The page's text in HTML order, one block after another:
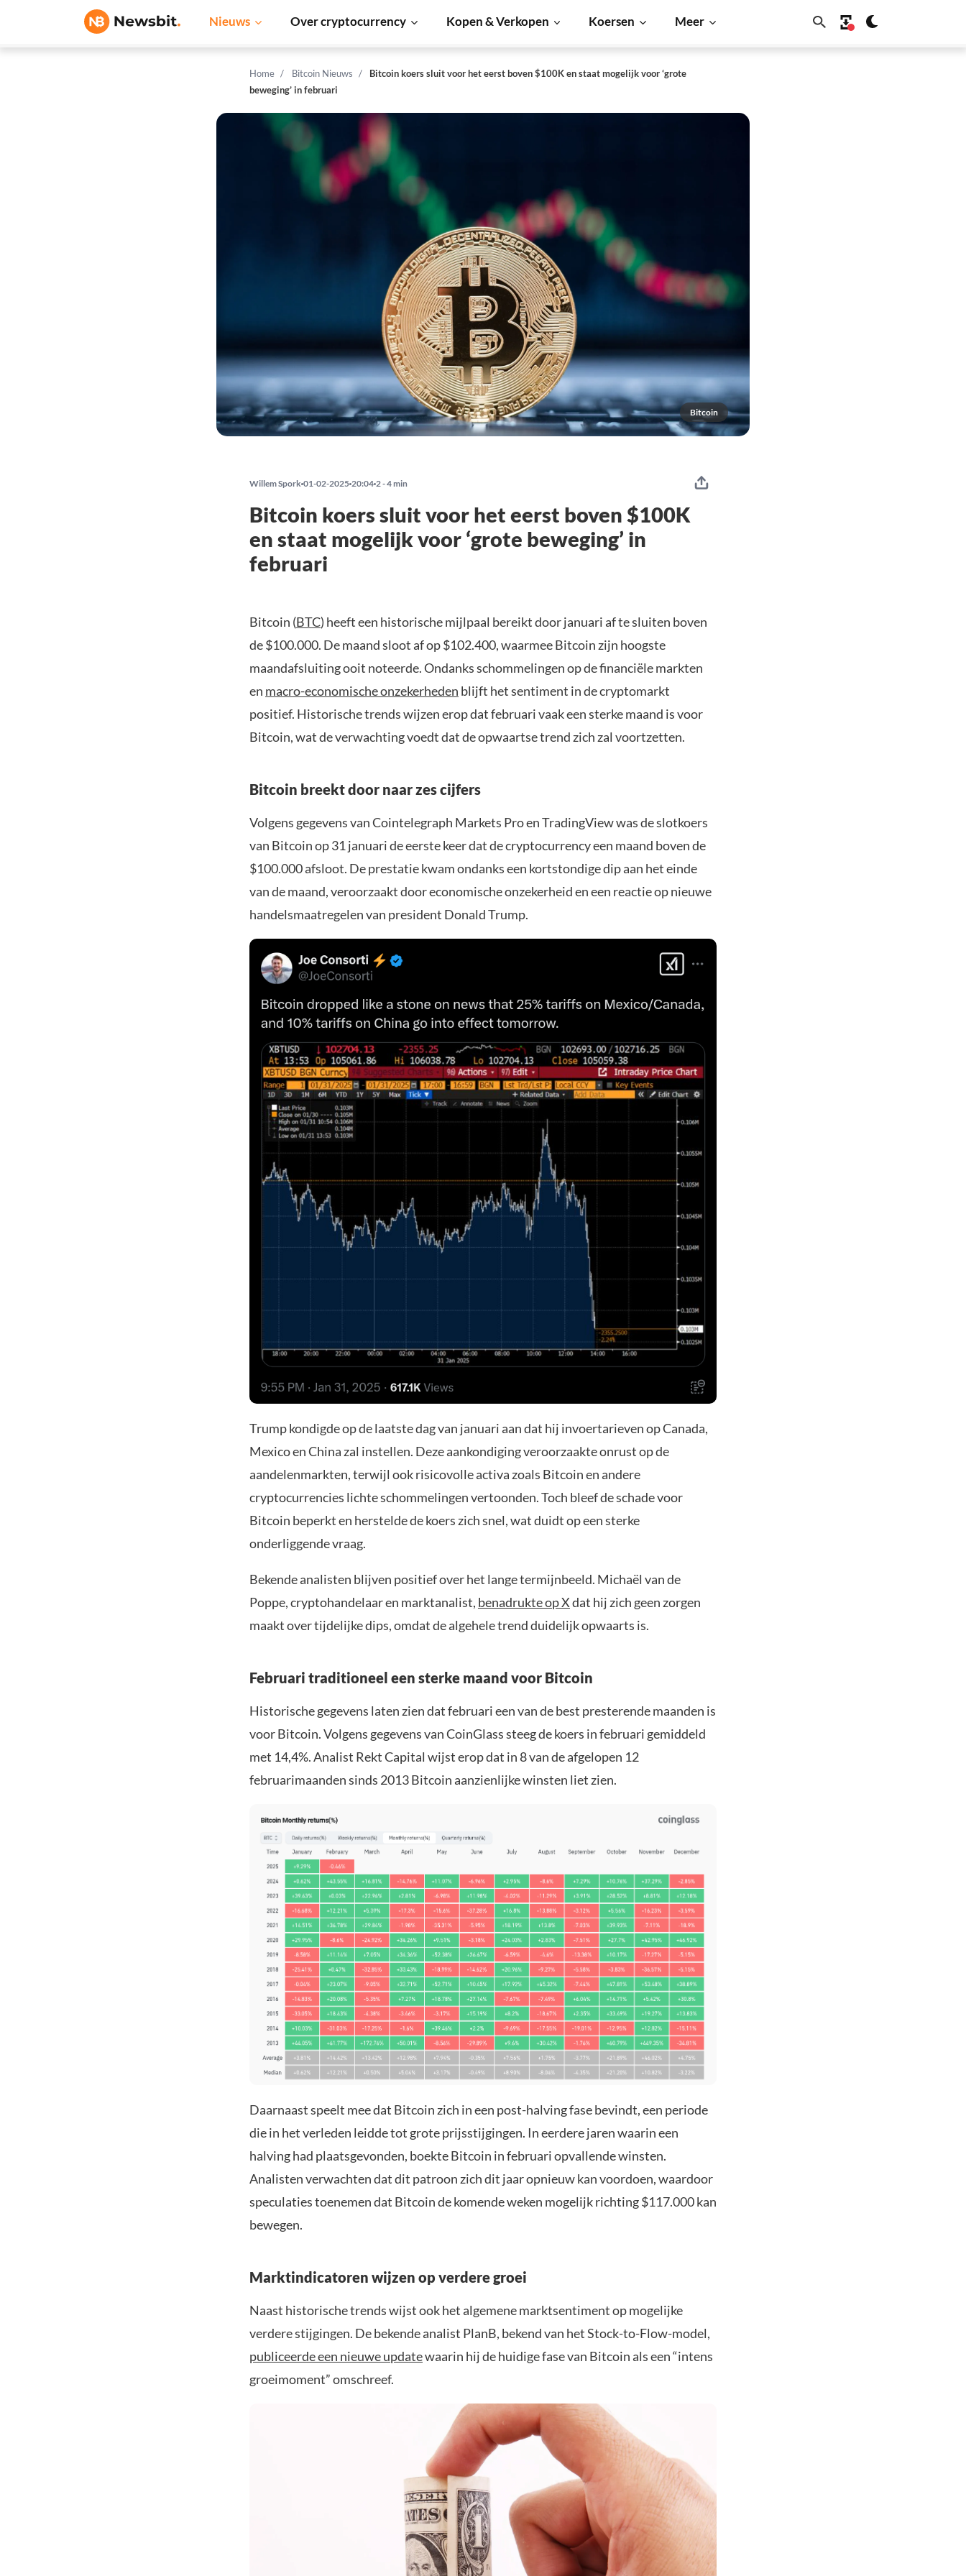
Nieuws Over cryptocurrency Kopen & Verkopen Koersen Meer
Home Bitcoin Nieuws
Bitcoin koers sluit voor het eerst boven $100K en staat mogelijk voor ‘grote
beweging’ in februari
Bitcoin
Willem Spork 01-02-2025 20:04 2 - 4 min
Bitcoin koers sluit voor het eerst boven $100K
en staat mogelijk voor ‘grote beweging’ in
februari
Bitcoin (BTC) heeft een historische mijlpaal bereikt door januari af te sluiten boven
de $100.000. De maand sloot af op $102.400, waarmee Bitcoin zijn hoogste
maandafsluiting ooit noteerde. Ondanks schommelingen op de financiële markten
en macro-economische onzekerheden blijft het sentiment in de cryptomarkt
positief. Historische trends wijzen erop dat februari vaak een sterke maand is voor
Bitcoin, wat de verwachting voedt dat de opwaartse trend zich zal voortzetten.
Bitcoin breekt door naar zes cijfers
Volgens gegevens van Cointelegraph Markets Pro en TradingView was de slotkoers
van Bitcoin op 31 januari de eerste keer dat de cryptocurrency een maand boven de
$100.000 afsloot. De prestatie kwam ondanks een kortstondige dip aan het einde
van de maand, veroorzaakt door economische onzekerheid en een reactie op nieuwe
handelsmaatregelen van president Donald Trump.
Trump kondigde op de laatste dag van januari aan dat hij invoertarieven op Canada,
Mexico en China zal instellen. Deze aankondiging veroorzaakte onrust op de
aandelenmarkten, terwijl ook risicovolle activa zoals Bitcoin en andere
cryptocurrencies lichte schommelingen vertoonden. Toch bleef de schade voor
Bitcoin beperkt en herstelde de koers zich snel, wat duidt op een sterke
onderliggende vraag.
Bekende analisten blijven positief over het lange termijnbeeld. Michaël van de
Poppe, cryptohandelaar en marktanalist, benadrukte op Xdat hij zich geen zorgen
maakt over tijdelijke dips, omdat de algehele trend duidelijk opwaarts is.
Februari traditioneel een sterke maand voor Bitcoin
Historische gegevens laten zien dat februari een van de best presterende maanden is
voor Bitcoin. Volgens gegevens van CoinGlass steeg de koers in februari gemiddeld
met 14,4%. Analist Rekt Capital wijst erop dat in 8 van de afgelopen 12
februarimaanden sinds 2013 Bitcoin aanzienlijke winsten liet zien.
Daarnaast speelt mee dat Bitcoin zich in een post-halving fase bevindt, een periode
die in het verleden leidde tot grote prijsstijgingen. In eerdere jaren waarin een
halving had plaatsgevonden, boekte Bitcoin in februari opvallende winsten.
Analisten verwachten dat dit patroon zich dit jaar opnieuw kan voordoen, waardoor
speculaties toenemen dat Bitcoin de komende weken mogelijk richting $117.000 kan
bewegen.
Marktindicatoren wijzen op verdere groei
Naast historische trends wijst ook het algemene marktsentiment op mogelijke
verdere stijgingen. De bekende analist PlanB, bekend van het Stock-to-Flow-model,
publiceerde een nieuwe updatewaarin hij de huidige fase van Bitcoin als een “intens
groeimoment” omschreef.